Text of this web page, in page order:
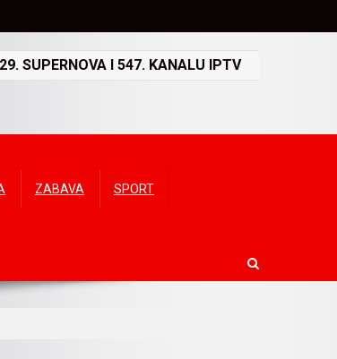
SUPERNOVA I 547. KANALU IPTV
ZABAVA SPORT